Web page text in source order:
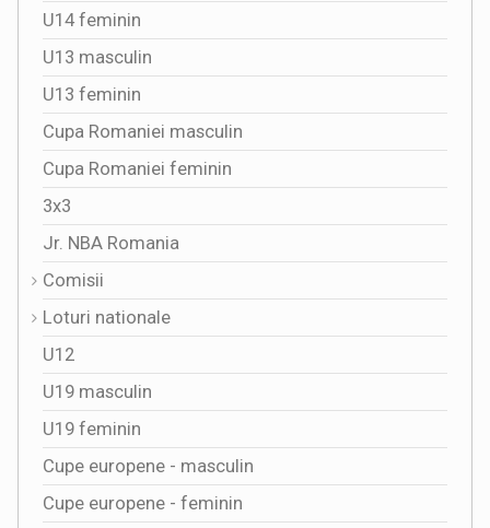
U14 feminin
U13 masculin
U13 feminin
Cupa Romaniei masculin
Cupa Romaniei feminin
3x3
Jr. NBA Romania
Comisii
Loturi nationale
U12
U19 masculin
U19 feminin
Cupe europene - masculin
Cupe europene - feminin